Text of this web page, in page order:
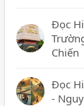
Đọc
Chiến
Đọc
-